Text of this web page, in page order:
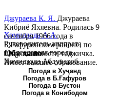
Хомидзода А.А.
Руководитель аппарата
председателя города
Хомидзода Абдувахоб
Абдумаджид родился 8
июня 1978 года в городе
Худжанде. По
Джураева К. Я. Джураева
Кибриё Яхяевна. Родилась 9
сентября 1966 года в
Б.Гафуровском районе, по
национальности таджичка.
Имеет высшее образование.
В 1997 ...
Обу хаво
Погода в Хуҷанд
Погода в Б.Ғафуров
Погода в Бустон
Погода в Конибодом